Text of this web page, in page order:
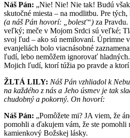
Náš Pán: „Nie! Nie! Nie tak! Budú
skutočné miesta – na modlitbu. Pre
(a náš Pán hovorí: „bolesť“) za
veľký; meče v Mojom Srdci sú veľké;
svoj ľud – ako sú nemilovaní. Úprimne
evanjeliách bolo viacnásobné
ľudí, lebo nemôžem ignorovať
Mojich ľudí, ktorí túžia po pravde a
ŽLTÁ LILY: Náš Pán vzhliadol k
na každého z nás a Jeho úsmev je tak
chudobný a pokorný. On hovorí:
Náš Pán: „Pomôžete mi? JA viem, že
pomohli a ďakujem vám, že ste pomohli
kamienkový Božskej lásky.